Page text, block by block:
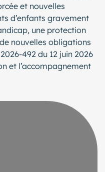
et nouvelles
d’enfants gravement
une protection
nouvelles obligations
492 du 12 juin 2026
et l’accompagnement